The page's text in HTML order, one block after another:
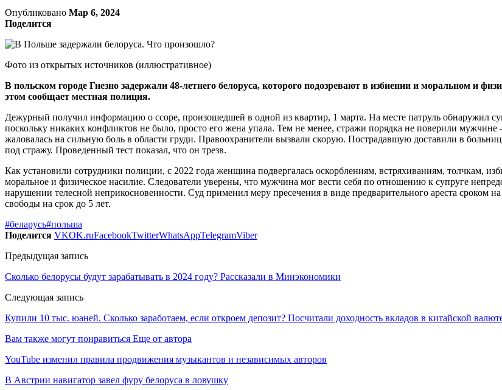
Опубликовано Мар 6, 2024
Поделится
Фото из открытых источников (иллюстративное)
В польском городе Гнезно задержали 48-летнего белоруса, которого подозревают в избиении и моральном и
этом сообщает местная полиция.
Дежурный получил информацию о ссоре, произошедшей в одной из квартир, 1 марта. На месте патруль обнаружил
поскольку никаких конфликтов не было, просто его жена упала. Тем не менее, стражи порядка не поверили
жаловалась на сильную боль в области груди. Правоохранители вызвали скорую. Пострадавшую доставили в
под стражу. Проведенный тест показал, что он трезв.
Как установили сотрудники полиции, с 2022 года женщина подвергалась оскорблениям, встряхиваниям, толчкам,
моральное и физическое насилие. Следователи уверены, что мужчина мог вести себя по отношению к супруге
нарушении телесной неприкосновенности. Суд применил меру пресечения в виде предварительного ареста сроком
свободы на срок до 5 лет.
#беларусь#польша
Поделится VKOK.ruFacebookTwitterWhatsAppTelegramViber
Предыдущая запись
Сколько белорусы будут зарабатывать в 2024 году? Рассказали в Минэкономики
Следующая запись
Купили 10 тыс. юаней. Сколько заработаем, если откроем депозит? Посчитали доходность вкладов в китайской
Вам также могут понравиться Еще от автора
YouTube изменил правила продвижения музыкантов и независимых авторов
В Австрии навигатор завел фуру белоруса в ловушку